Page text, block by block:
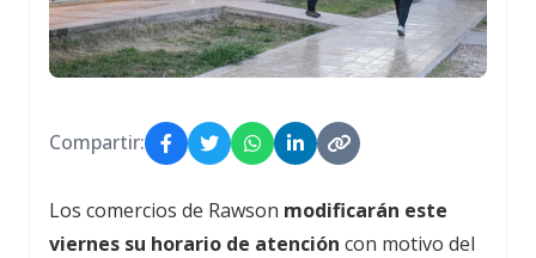
Compartir:
Los comercios de Rawson modificarán este
viernes su horario de atención con motivo del